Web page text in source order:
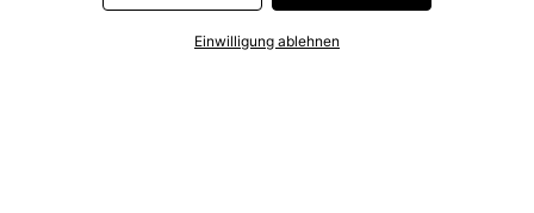
Einwilligung ablehnen